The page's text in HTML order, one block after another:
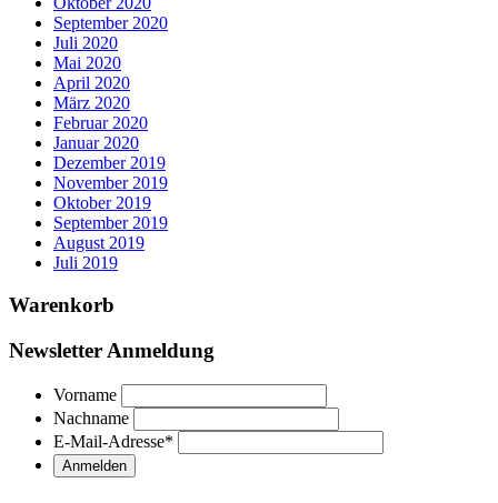
September 2020
Juli 2020
Mai 2020
April 2020
März 2020
Februar 2020
Januar 2020
Dezember 2019
November 2019
Oktober 2019
September 2019
August 2019
Juli 2019
Warenkorb
Newsletter Anmeldung
Vorname
Nachname
E-Mail-Adresse*